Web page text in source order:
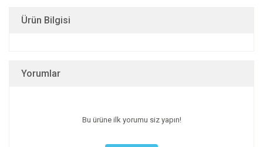
Ürün Bilgisi
Yorumlar
Bu ürüne ilk yorumu siz yapın!